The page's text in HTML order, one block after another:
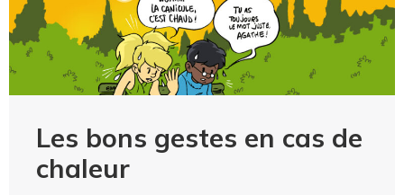
Les bons gestes en cas de
chaleur